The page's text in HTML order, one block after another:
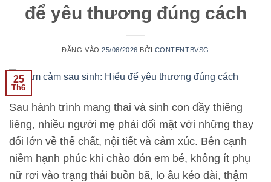
để yêu thương đúng cách
ĐĂNG VÀO25/06/2026 BỞI CONTENTBVSG
25
Th6
Sau hành trình mang thai và sinh con đầy thiêng
liêng, nhiều người mẹ phải đối mặt với những thay
đổi lớn về thể chất, nội tiết và cảm xúc. Bên cạnh
niềm hạnh phúc khi chào đón em bé, không ít phụ
nữ rơi vào trạng thái buồn bã, lo âu kéo dài, thậm